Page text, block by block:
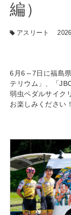
編）
アスリート
6月6～7日に福島
テリウム」、「
弱虫ペダルサイク
お楽しみください！